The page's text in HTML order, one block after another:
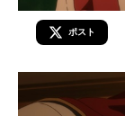
ポスト